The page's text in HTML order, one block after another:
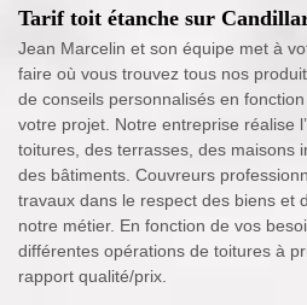
Tarif toit étanche sur
Jean Marcelin et son équipe met à
faire où vous trouvez tous nos
de conseils personnalisés en
votre projet. Notre entreprise réalise
toitures, des terrasses, des maisons
des bâtiments. Couvreurs
travaux dans le respect des biens et
notre métier. En fonction de vos
différentes opérations de toitures à
rapport qualité/prix.